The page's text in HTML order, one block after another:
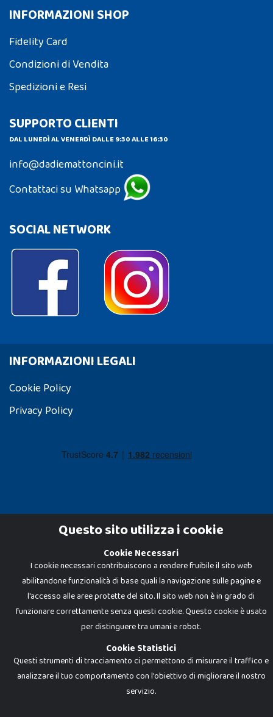
INFORMAZIONI SHOP
Fidelity Card
Condizioni di Vendita
Spedizioni e Resi
SUPPORTO CLIENTI
DAL LUNEDÌ AL VENERDÌ DALLE 9:30 ALLE 16:30
info@dadiemattoncini.it
Contattaci su Whatsapp
SOCIAL NETWORK
INFORMAZIONI LEGALI
Cookie Policy
Privacy Policy
Dadi e Mattoncini è un brand di Giocabene Srl. Ogni riproduzione o utilizzo non
espressamente autorizzato è severamente vietato. Tutti i loghi, marchi,
brand elencati nel presente shop sono di proprietà dei rispettivi titolari.
I prezzi e le promozioni pubblicate potrebbero differire da quanto esposto in
negozio.
Giocabene Srl - via della Posta 8, 20123 Milano (MI)
P.IVA 02608090425 - REA AN201199 - C.S. 10.000 i.v.
Questo sito utilizza i cookie
Cookie Necessari
I cookie necessari contribuiscono a rendere fruibile il sito web
abilitandone funzionalità di base quali la navigazione sulle pagine e
l'accesso alle aree protette del sito. Il sito web non è in grado di
funzionare correttamente senza questi cookie. Questo cookie è usato
per distinguere tra umani e robot.
Cookie Statistici
Questi strumenti di tracciamento ci permettono di misurare il traffico e
analizzare il tuo comportamento con l'obiettivo di migliorare il nostro
servizio.